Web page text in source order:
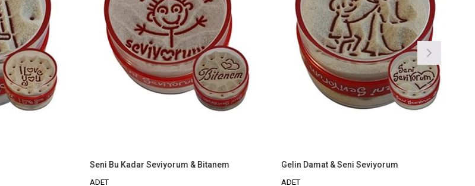
Seni Bu Kadar Seviyorum & Bitanem Gelin Damat & Seni Seviyorum